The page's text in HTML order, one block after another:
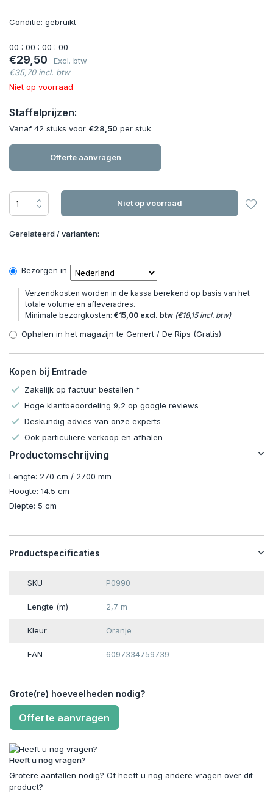
Conditie: gebruikt
00 : 00 : 00 : 00
€29,50
Excl. btw
€35,70 incl. btw
Niet op voorraad
Staffelprijzen:
Vanaf 42 stuks voor €28,50 per stuk
Offerte aanvragen
Niet op voorraad
Gerelateerd / varianten:
Bezorgen in
Verzendkosten worden in de kassa berekend op basis van het
totale volume en afleveradres.
Minimale bezorgkosten: €15,00 excl. btw (€18,15 incl. btw)
Ophalen in het magazijn te Gemert / De Rips (Gratis)
Kopen bij Emtrade
Zakelijk op factuur bestellen *
Hoge klantbeoordeling 9,2 op google reviews
Deskundig advies van onze experts
Ook particuliere verkoop en afhalen
Productomschrijving
Lengte: 270 cm / 2700 mm
Hoogte: 14.5 cm
Diepte: 5 cm
Productspecificaties
SKU P0990
Lengte (m) 2,7 m
Kleur Oranje
EAN 6097334759739
Grote(re) hoeveelheden nodig?
Offerte aanvragen
Heeft u nog vragen?
Grotere aantallen nodig? Of heeft u nog andere vragen over dit
product?